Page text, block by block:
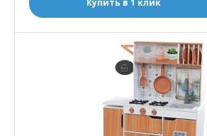
Купить в 1 клик